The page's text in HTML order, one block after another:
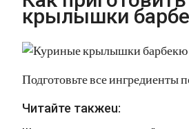
крылышки
Подготовьте все ингредиенты
Читайте такжеu: